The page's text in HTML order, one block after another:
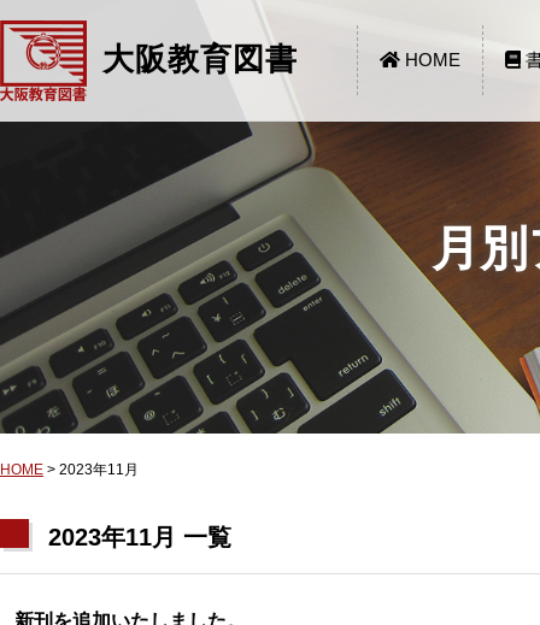
大阪教育図書 HOME
月
HOME > 2023年11月
2023年11月 一覧
新刊を追加いたしました。